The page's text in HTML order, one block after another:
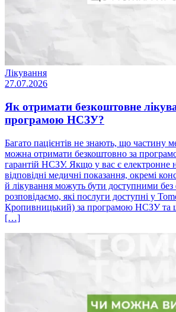
Лікування
27.07.2026
Як отримати безкоштовне
програмою НСЗУ?
Багато пацієнтів не знають, що частину
можна отримати безкоштовно за
гарантій НСЗУ. Якщо у вас є електронне
відповідні медичні показання, окремі
й лікування можуть бути доступними без
розповідаємо, які послуги доступні у
Кропивницький) за програмою НСЗУ та
[…]